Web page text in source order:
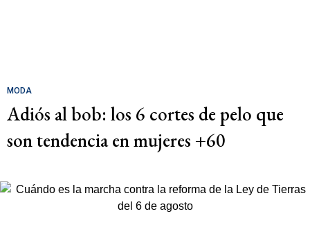
MODA
Adiós al bob: los 6 cortes de pelo que
son tendencia en mujeres +60